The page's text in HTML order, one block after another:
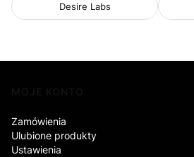
Desire Labs
Zamówienia
Ulubione produkty
Ustawienia